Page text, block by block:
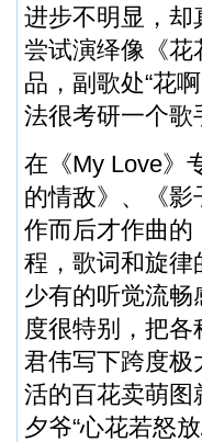
进步不明显，
尝试演绎像《花
品，副歌处“花
法很考研一个歌
在《My Love》
的情敌》、《
作而后才作曲的
程，歌词和旋律
少有的听觉流
度很特别，把各
君伟写下跨度极
活的百花卖萌图
夕爷“心花若怒